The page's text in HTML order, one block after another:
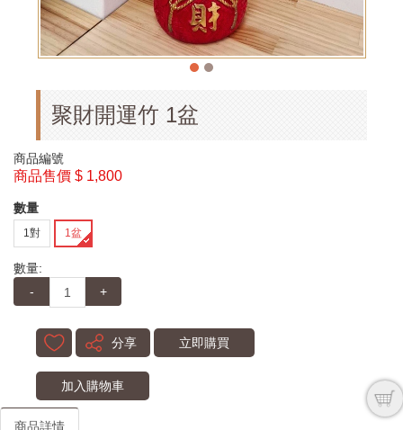
聚財開運竹 1盆
商品編號
商品售價 $ 1,800
數量
1對 1盆
數量:
-
+
分享 立即購買
加入購物車
商品詳情